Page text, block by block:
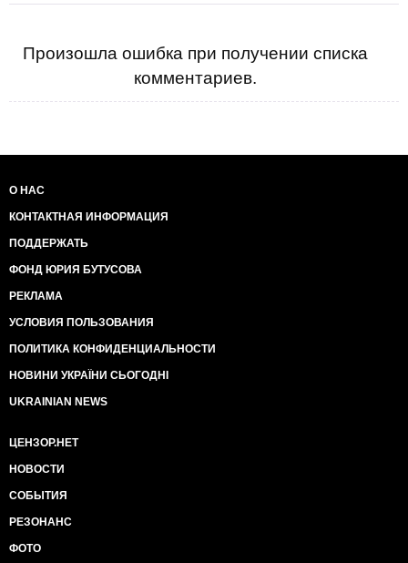
Произошла ошибка при получении списка
комментариев.
О НАС
КОНТАКТНАЯ ИНФОРМАЦИЯ
ПОДДЕРЖАТЬ
ФОНД ЮРИЯ БУТУСОВА
РЕКЛАМА
УСЛОВИЯ ПОЛЬЗОВАНИЯ
ПОЛИТИКА КОНФИДЕНЦИАЛЬНОСТИ
НОВИНИ УКРАЇНИ СЬОГОДНІ
UKRAINIAN NEWS
ЦЕНЗОР.НЕТ
НОВОСТИ
СОБЫТИЯ
РЕЗОНАНС
ФОТО